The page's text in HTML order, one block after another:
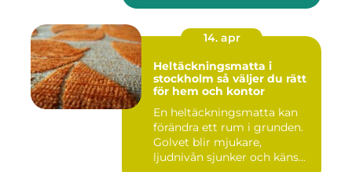
14. apr
Heltäckningsmatta i
stockholm så väljer du rätt
för hem och kontor
En heltäckningsmatta kan
förändra ett rum i grunden.
Golvet blir mjukare,
ljudnivån sjunker och käns...